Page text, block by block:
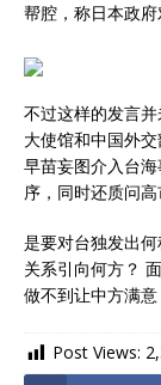
帮腔，称日本政府
不过这样的发言
大使馆和中国外
早苗妄图介入台
序，同时还质问高
是要对台独发出
关系引向何方？
做不到让中方满
Post Views: